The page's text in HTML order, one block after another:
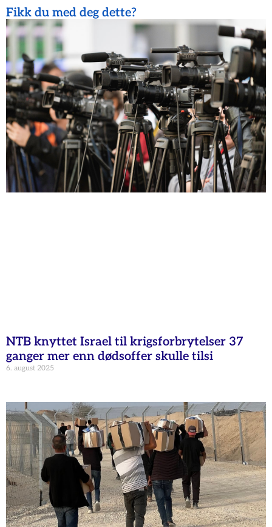
Fikk du med deg dette?
NTB knyttet Israel til krigsforbrytelser 37
ganger mer enn dødsoffer skulle tilsi
6. august 2025